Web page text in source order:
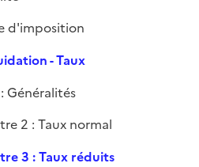
d'imposition
- Taux
Généralités
2 : Taux normal
3 : Taux réduits